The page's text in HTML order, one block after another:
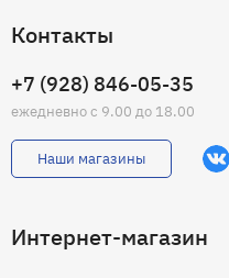
Контакты
+7 (928) 846-05-35
ежедневно с 9.00 до 18.00
Наши магазины
Интернет-магазин